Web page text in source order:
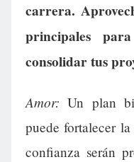
carrera.
principales
consolidar tus
Amor: Un plan
puede fortalecer
confianza serán